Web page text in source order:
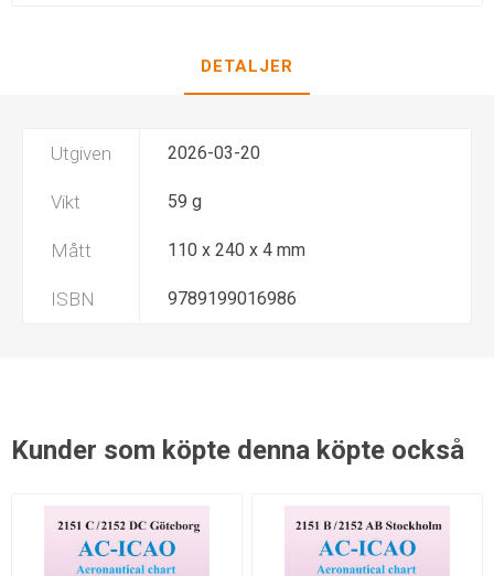
DETALJER
Utgiven 2026-03-20
Vikt 59 g
Mått 110 x 240 x 4 mm
ISBN 9789199016986
Kunder som köpte denna köpte också